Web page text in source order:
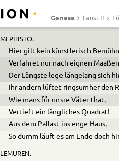
Genese Faust II
Das haben wir vergessen.
MEPHISTO.
Hier gilt kein künstlerisch
Verfahret nur nach eignen
Der Längste lege längelang sich
Ihr andern lüftet ringsumher den
Wie mans für unsre Väter that,
Vertieft ein längliches Quadrat!
Aus dem Pallast ins enge Haus,
So dumm läuft es am Ende doch
LEMUREN.